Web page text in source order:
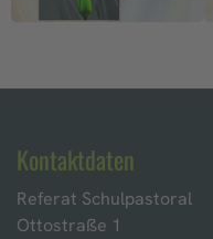
Kontaktdaten
Referat Schulpastoral
Ottostraße 1